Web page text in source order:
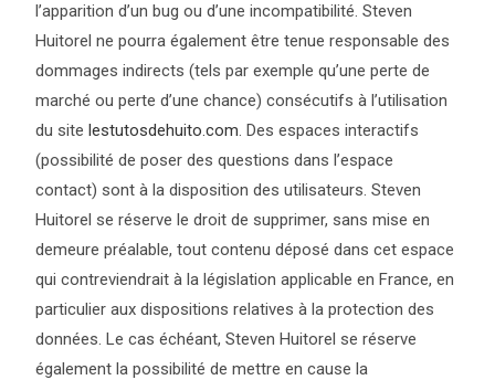
l’apparition d’un bug ou d’une incompatibilité. Steven
Huitorel ne pourra également être tenue responsable des
dommages indirects (tels par exemple qu’une perte de
marché ou perte d’une chance) consécutifs à l’utilisation
du sitelestutosdehuito.com. Des espaces interactifs
(possibilité de poser des questions dans l’espace
contact) sont à la disposition des utilisateurs. Steven
Huitorel se réserve le droit de supprimer, sans mise en
demeure préalable, tout contenu déposé dans cet espace
qui contreviendrait à la législation applicable en France, en
particulier aux dispositions relatives à la protection des
données. Le cas échéant, Steven Huitorel se réserve
également la possibilité de mettre en cause la